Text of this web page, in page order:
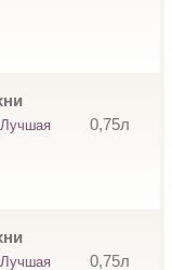
0,75л
0,75л